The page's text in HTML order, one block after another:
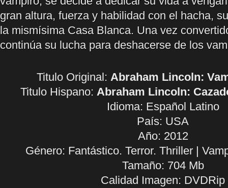
gran altura, fuerza y habilidad con el hacha,
la mismísima Casa Blanca. Una vez
continúa su lucha para deshacerse de los
Titulo Original: Abraham Lincoln:
Titulo Hispano: Abraham Lincoln:
Idioma: Español Latino
País: USA
Año: 2012
Género: Fantástico. Terror. Thriller |
Tamaño: 704 Mb
Calidad Imagen: DVDRip